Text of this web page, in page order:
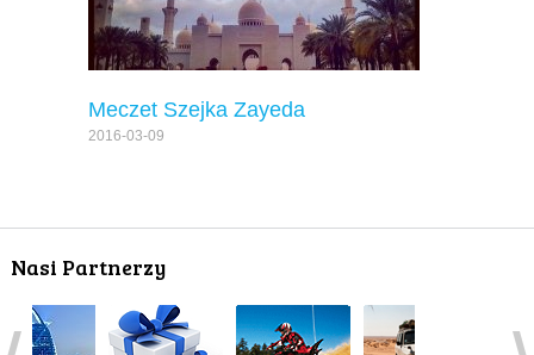
Meczet Szejka Zayeda
2016-03-09
Nasi Partnerzy